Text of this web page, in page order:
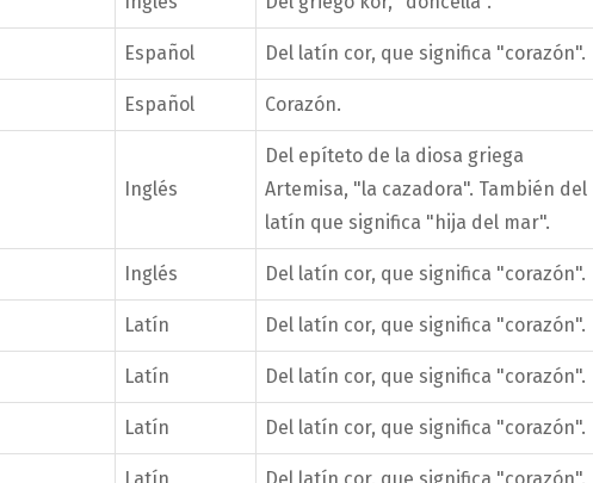
Español Del latín cor, que significa "corazón".
Español Corazón.
Inglés
Del epíteto de la diosa griega
Artemisa, "la cazadora". También del
latín que significa "hija del mar".
Inglés Del latín cor, que significa "corazón".
Latín Del latín cor, que significa "corazón".
Latín Del latín cor, que significa "corazón".
Latín Del latín cor, que significa "corazón".